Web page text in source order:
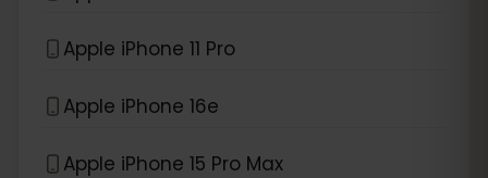
Apple iPhone 11 Pro
Apple iPhone 16e
Apple iPhone 15 Pro Max